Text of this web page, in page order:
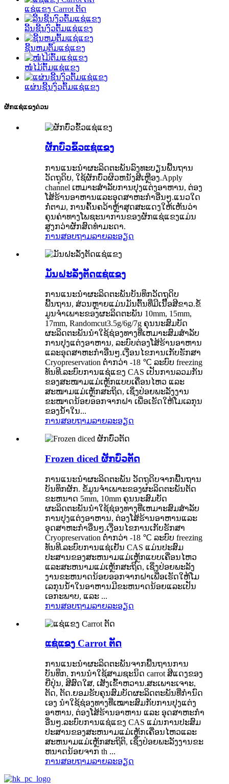
ແຊ່ແຂງ Carrot ຕັດ
ລີ້ນຊີ້ນງົວຕົ້ມແຊ່ແຂງ
ຊີ້ນຫມູຕົ້ມແຊ່ແຂງ
ໜໍ່ໄມ້ຕົ້ມແຊ່ແຂງ
ແຜ່ນຊີ້ນງົວຕົ້ມແຊ່ແຂງ
ຜັກແຊ່ແຂງດ່ວນ
ຜັກບົ່ວຂົ້ວແຊ່ແຂງ
ການແນະນໍາຜະລິດຕະພັນລົງທະບຽນພື້ນຖານ
ວັດຖຸດິບ, ໃຊ້ຜັກບົ່ວຜິວຫນັງສີເຫຼືອງ.Apply
channel ເຫມາະສໍາລັບການປຸງແຕ່ງອາຫານ, ຕ່ອງ
ໂສ້ຮ້ານອາຫານແລະອຸດສາຫະກໍາອື່ນໆ.ແນວໃດ
ກໍ່ຕາມ, ການຄົ້ນຄວ້າຫຼ້າສຸດສະແດງໃຫ້ເຫັນວ່າ
ຄຸນຄ່າທາງໂພຊະນາການຂອງຜັກແຊ່ແຂງແມ່ນ
ສູງກວ່າຜັກສົດທໍາມະດາ.
ການສອບຖາມລາຍລະອຽດ
ມັນຝະລັ່ງຕັດແຊ່ແຂງ
ການແນະນໍາຜະລິດຕະພັນບັນທຶກວັດຖຸດິບ
ພື້ນຖານ, ສ່ວນຫຼາຍແມ່ນມັນຕົ້ນທີ່ມີເນື້ອສີຂາວ.ຂໍ້
ມູນຈໍາເພາະຂອງຜະລິດຕະພັນ 10mm, 15mm,
17mm, Randomcut3.5g/6g/7g ຄຸນນະສົມບັດ
ຜະລິດຕະພັນນໍາໃຊ້ຊ່ອງທາງທີ່ເຫມາະສົມສໍາລັບ
ການປຸງແຕ່ງອາຫານ, ລະບົບຕ່ອງໂສ້ຮ້ານອາຫານ
ແລະອຸດສາຫະກໍາອື່ນໆ.ເງື່ອນໄຂການເກັບຮັກສາ
Cryopreservation ຕ່ໍາກວ່າ -18 ℃ ລະບົບ freezing
ທັນທີ.ລະບົບການແຊ່ແຂງ CAS ເປັນການລວມກັນ
ຂອງສະໜາມແມ່ເຫຼັກແບບເຄື່ອນໄຫວ ແລະ
ສະໜາມແມ່ເຫຼັກສະຖິດ, ເຊິ່ງປ່ອຍພະລັງງານ
ຂະໜາດນ້ອຍອອກຈາກຝາ ເພື່ອເຮັດໃຫ້ໂມເລກຸນ
ຂອງນ້ຳໃນ...
ການສອບຖາມລາຍລະອຽດ
Frozen diced ຜັກບົ່ວຕັດ
ການແນະນໍາຜະລິດຕະພັນ ວັດຖຸດິບຈາກພື້ນຖານ
ບັນທຶກຜັກ. ຂໍ້ມູນຈໍາເພາະຂອງຜະລິດຕະພັນຕັດ
ຂະຫນາດ 5mm, 10mm ຄຸນນະສົມບັດ
ຜະລິດຕະພັນນໍາໃຊ້ຊ່ອງທາງທີ່ເຫມາະສົມສໍາລັບ
ການປຸງແຕ່ງອາຫານ, ຕ່ອງໂສ້ຮ້ານອາຫານແລະ
ອຸດສາຫະກໍາອື່ນໆ.ເງື່ອນໄຂການເກັບຮັກສາ
Cryopreservation ຕ່ໍາກວ່າ -18 ℃ ລະບົບ freezing
ທັນທີ.ລະບົບການແຊ່ເຢັນ CAS ແມ່ນປະສົມ
ປະສານຂອງສະຫນາມແມ່ເຫຼັກແບບເຄື່ອນໄຫວ
ແລະສະຫນາມແມ່ເຫຼັກສະຖິດ, ເຊິ່ງປ່ອຍພະລັງ
ງານຂະຫນາດນ້ອຍອອກຈາກຝາເພື່ອເຮັດໃຫ້ໂມ
ເລກຸນນ້ໍາໃນອາຫານມີຂະຫນາດນ້ອຍແລະເປັນ
ເອກະພາບ, ແລະ ...
ການສອບຖາມລາຍລະອຽດ
ແຊ່ແຂງ Carrot ຕັດ
ການແນະນໍາຜະລິດຕະພັນຈາກພື້ນຖານການ
ບັນທຶກ, ການນໍາໃຊ້ສາມຊະນິດ carrot ສີແດງຂອງ
ຍີ່ປຸ່ນ, ສີສົດໃສ, ເສັງເຂົ້າຫວານ.ສະເພາະເຈາະ,
ຕັດ, ຕັດ.ຍອມຮັບຄຸນສົມບັດຜະລິດຕະພັນທີ່ກຳນົດ
ເອງ ນຳໃຊ້ຊ່ອງທາງທີ່ເໝາະສົມກັບການປຸງແຕ່ງ
ອາຫານ, ຕ່ອງໂສ້ຮ້ານອາຫານ ແລະ ອຸດສາຫະກຳ
ອື່ນໆ.ລະ​ບົບ​ການ​ແຊ່​ແຂງ CAS ແມ່ນ​ການ​ປະ​ສົມ​
ປະ​ສານ​ຂອງ​ສະ​ຫນາມ​ແມ່​ເຫຼັກ​ເຄື່ອນ​ໄຫວ​ແລະ​
ສະ​ຫນາມ​ແມ່​ເຫຼັກ​ສະ​ຖິ​ຕິ​, ເຊິ່ງ​ປ່ອຍ​ພະ​ລັງ​ງານ​ຂະ​
ຫນາດ​ນ້ອຍ​ຈາກ th ...
ການສອບຖາມລາຍລະອຽດ